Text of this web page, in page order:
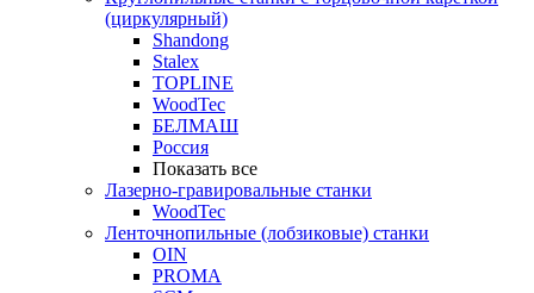
(циркулярный)
Shandong
Stalex
TOPLINE
WoodTec
БЕЛМАШ
Россия
Показать все
Лазерно-гравировальные станки
WoodTec
Ленточнопильные (лобзиковые) станки
OIN
PROMA